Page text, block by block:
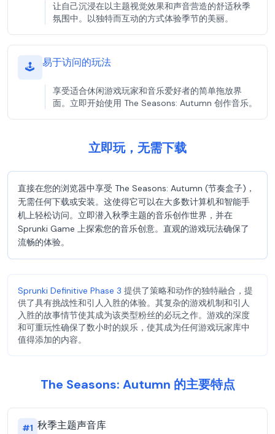
让自己沉浸在以主题视觉效果和声音营造的舒适秋季
氛围中。以独特而互动的方式体验季节的美丽。
🕹️ 易于访问的玩法
享受适合休闲游戏玩家和音乐爱好者的简单拖放界
面。立即开始使用 The Seasons: Autumn 创作音乐。
立即玩，无需下载
直接在您的浏览器中享受 The Seasons: Autumn (节奏盒子)，
无需任何下载或安装。这使得它可以在大多数计算机和智能手
机上轻松访问。立即潜入秋季主题的音乐创作世界，并在
Sprunki Game 上探索您的音乐创意。直观的游戏玩法确保了
流畅的体验。
Sprunki Definitive Phase 3 提供了策略和动作的独特融合，提
供了具有挑战性和引人入胜的体验。其复杂的游戏机制和引人
入胜的故事情节使其成为该类型粉丝的必玩之作。游戏的深度
和可重玩性确保了数小时的娱乐，使其成为任何游戏玩家库中
值得添加的内容。
The Seasons: Autumn 的主要特点
#1 秋季主题声音库